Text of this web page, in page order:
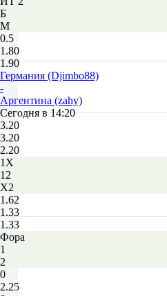
Б
М
0.5
1.80
1.90
Германия (Djimbo88)
-
Аргентина (zahy)
Сегодня в 14:20
3.20
3.20
2.20
1X
12
X2
1.62
1.33
1.33
Фора
1
2
0
2.25